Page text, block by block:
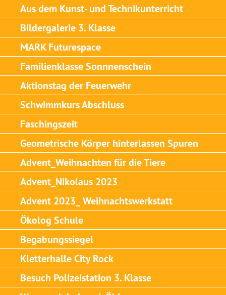
Aus dem Kunst- und Technikunterricht
Bildergalerie 3. Klasse
MARK Futurespace
Familienklasse Sonnnenschein
Aktionstag der Feuerwehr
Schwimmkurs Abschluss
Faschingszeit
Geometrische Körper hinterlassen Spuren
Advent_Weihnachten für die Tiere
Advent_Nikolaus 2023
Advent 2023_ Weihnachtswerkstatt
Ökolog Schule
Begabungssiegel
Kletterhalle City Rock
Besuch Polizeistation 3. Klasse